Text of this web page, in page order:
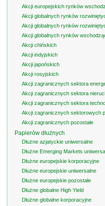
Akcji europejskich rynków
Akcji globalnych rynków
Akcji globalnych rynków
Akcji globalnych rynków
Akcji chińskich
Akcji indyjskich
Akcji japońskich
Akcji rosyjskich
Akcji zagranicznych sektora
Akcji zagranicznych sektora
Akcji zagranicznych sektora
Akcji zagranicznych sektorowych
Akcji zagranicznych pozostałe
Papierów dłużnych
Dłużne azjatyckie uniwersalne
Dłużne Emerging Markets
Dłużne europejskie korporacyjne
Dłużne europejskie uniwersalne
Dłużne europejskie pozostałe
Dłużne globalne High Yield
Dłużne globalne korporacyjne